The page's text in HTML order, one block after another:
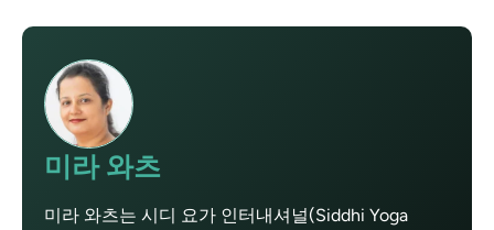
미라 와츠
미라 와츠는 시디 요가 인터내셔널(Siddhi Yoga